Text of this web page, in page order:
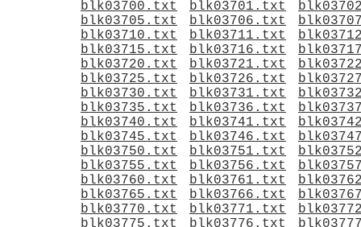
blk03700.txt
blk03701.txt
blk03705.txt
blk03706.txt
blk03710.txt
blk03711.txt
blk03715.txt
blk03716.txt
blk03720.txt
blk03721.txt
blk03725.txt
blk03726.txt
blk03730.txt
blk03731.txt
blk03735.txt
blk03736.txt
blk03740.txt
blk03741.txt
blk03745.txt
blk03746.txt
blk03750.txt
blk03751.txt
blk03755.txt
blk03756.txt
blk03760.txt
blk03761.txt
blk03765.txt
blk03766.txt
blk03770.txt
blk03771.txt
blk03775.txt
blk03776.txt